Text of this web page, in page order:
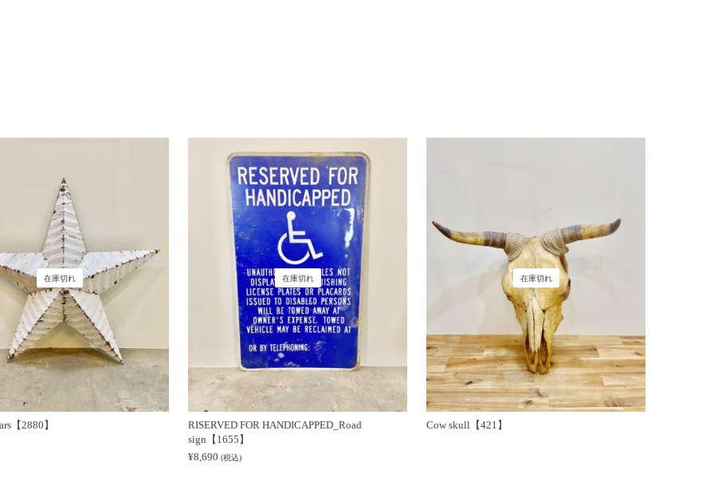
在庫切れ
【2880】
在庫切れ
RISERVED FOR HANDICAPPED_Road
sign【1655】
¥8,690 (税込)
在庫切れ
Cow skull【421】